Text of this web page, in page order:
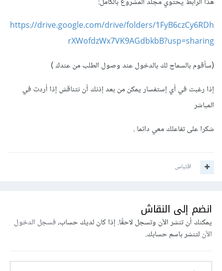
https://drive.google.com/drive/folders/1FyB6czCy6RDh
rXWofdzWx7VK9AGdbkbB?usp=sharing
(سأقوم بالسماح لك بالدخول عند وصول الطلب من عندك )
إذا رغبت في أي إستفسار يمكن من بعد إذنك أن نتناقش إذا أردت في
المباشر
شكرا على تفاعلك معي دائما .
اقتباس
انضم إلى النقاش
يمكنك أن تنشر الآن وتسجل لاحقًا. إذا كان لديك حساب،فسجل الدخول
الآنلتنشر باسم حسابك.